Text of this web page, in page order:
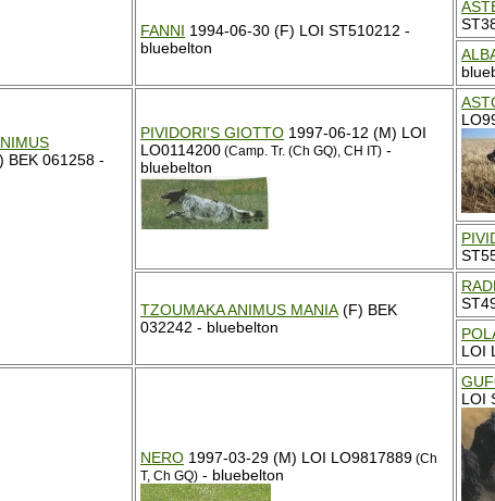
FANNI 1994-06-30 (F) LOI ST510212 -
bluebelton
BEK 061258 -
PIVIDORI'S GIOTTO 1997-06-12 (M) LOI
LO0114200 (Camp. Tr. (Ch GQ), CH IT) -
bluebelton
TZOUMAKA ANIMUS MANIA (F) BEK
032242 - bluebelton
LOI
NERO 1997-03-29 (M) LOI LO9817889 (Ch
T, Ch GQ) - bluebelton
LOI